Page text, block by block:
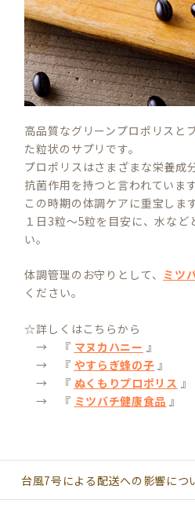
高品質なグリーンプロポリスと
た粒状のサプリです。
プロポリスはさまざまな栄養成
抗菌作用を持つと言われています
この時期の体調ケアに重宝します
１日3粒〜5粒を目安に、水など
い。
体調管理のお守りとして、 ミツ
ください。
☆詳しくはこちらから
→ 『 マヌカハニー 』
→ 『 やすらぎ蜂の子 』
→ 『 ぬくもりプロポリス 』
→ 『 ミツバチ健康食品 』
台風7号による配送への影響につ